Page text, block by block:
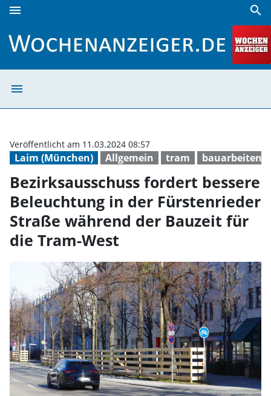
menu search
menu
Laim (München) Allgemein tram bauarbeiten
Veröffentlicht am 11.03.2024 08:57
Bezirksausschuss fordert bessere
Beleuchtung in der Fürstenrieder
Straße während der Bauzeit für
die Tram-West